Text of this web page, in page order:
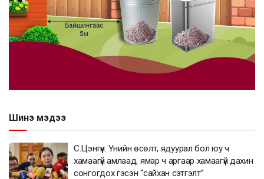
Шинэ мэдээ
С.Цэнгүүн: Үнийн өсөлт, ядуурал бол юу ч
хамаагүй амлаад, ямар ч аргаар хамаагүй дахин
сонгогдох гэсэн “сайхан сэтгэлт”